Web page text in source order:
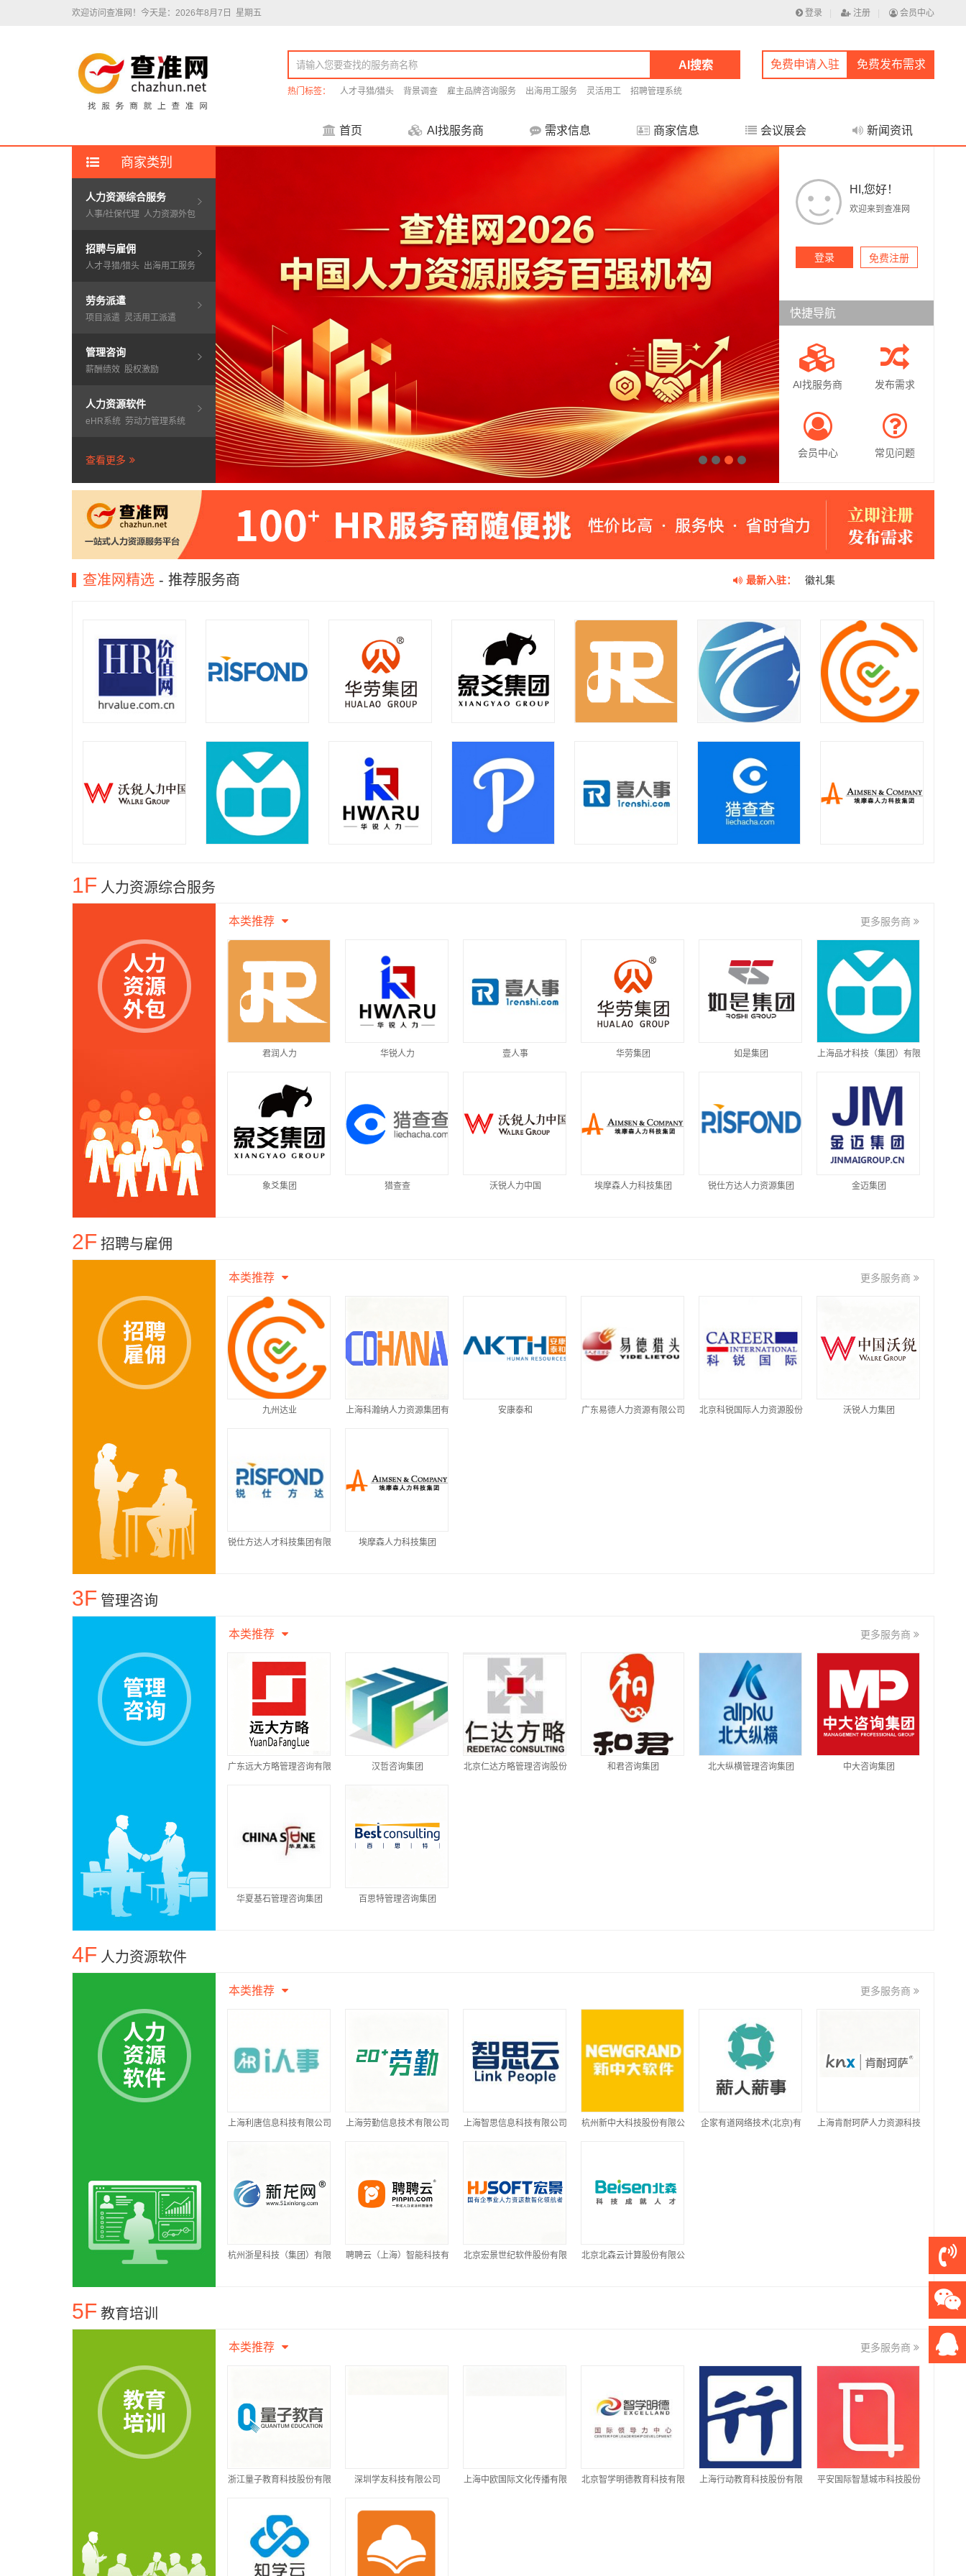
欢迎访问查准网！ 今天是：2026年8月7日 星期五 登录 注册 会员中心
AI搜索
热门标签： 人才寻猎/猎头 背景调查 雇主品牌咨询服务 出海用工服务 灵活用工 招聘管理系统
免费申请入驻 免费发布需求
首页 AI找服务商 需求信息 商家信息 会议展会 新闻资讯
商家类别
人力资源综合服务
人事/社保代理 人力资源外包
招聘与雇佣
人才寻猎/猎头 出海用工服务
劳务派遣
项目派遣 灵活用工派遣
管理咨询
薪酬绩效 股权激励
人力资源软件
eHR系统 劳动力管理系统
查看更多 3 4
HI,您好！
欢迎来到查准网
登录 免费注册
快捷导航
AI找服务商 发布需求
会员中心 常见问题
查准网精选 - 推荐服务商 最新入驻： 中人品牌研究院
华劳集团
如是集团
有限公司
九州达业
1F 人力资源综合服务
本类推荐 更多服务商
君润人力 华锐人力 壹人事 华劳集团 如是集团 上海品才科技（集团）有限
象爻集团 猎查查 沃锐人力中国 埃摩森人力科技集团 锐仕方达人力资源集团 金迈集团
2F 招聘与雇佣
本类推荐 更多服务商
九州达业 上海科瀚纳人力资源集团有 安康泰和 广东易德人力资源有限公司 北京科锐国际人力资源股份 沃锐人力集团
锐仕方达人才科技集团有限 埃摩森人力科技集团
3F 管理咨询
本类推荐 更多服务商
广东远大方略管理咨询有限 汉哲咨询集团 北京仁达方略管理咨询股份 和君咨询集团 北大纵横管理咨询集团 中大咨询集团
华夏基石管理咨询集团 百思特管理咨询集团
4F 人力资源软件
本类推荐 更多服务商
上海利唐信息科技有限公司 上海劳勤信息技术有限公司 上海智思信息科技有限公司 杭州新中大科技股份有限公 企家有道网络技术(北京)有 上海肯耐珂萨人力资源科技
杭州浙星科技（集团）有限 聘聘云（上海）智能科技有 北京宏景世纪软件股份有限 北京北森云计算股份有限公
5F 教育培训
本类推荐 更多服务商
浙江量子教育科技股份有限 深圳学友科技有限公司 上海中欧国际文化传播有限 北京智学明德教育科技有限 上海行动教育科技股份有限 平安国际智慧城市科技股份